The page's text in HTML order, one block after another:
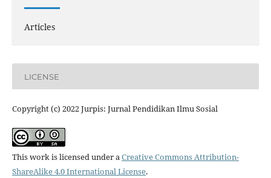
Articles
LICENSE
Copyright (c) 2022 Jurpis: Jurnal Pendidikan Ilmu Sosial
This work is licensed under aCreative Commons Attribution-
ShareAlike 4.0 International License.